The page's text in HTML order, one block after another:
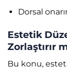
Dorsal
Estetik
Zorlaştırır
Bu konu,